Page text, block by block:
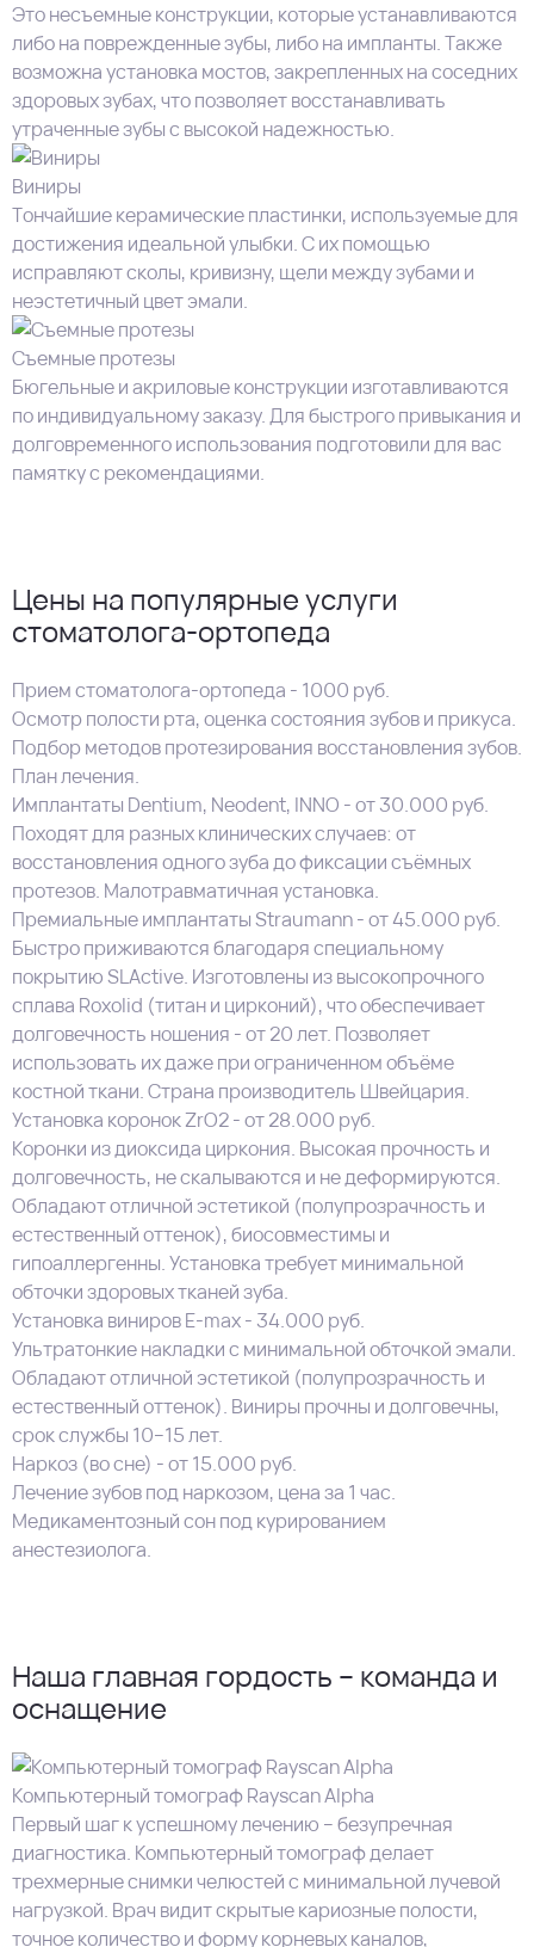
Это несъемные конструкции, которые устанавливаются
либо на поврежденные зубы, либо на импланты. Также
возможна установка мостов, закрепленных на соседних
здоровых зубах, что позволяет восстанавливать
утраченные зубы с высокой надежностью.
Виниры
Тончайшие керамические пластинки, используемые для
достижения идеальной улыбки. С их помощью
исправляют сколы, кривизну, щели между зубами и
неэстетичный цвет эмали.
Съемные протезы
Бюгельные и акриловые конструкции изготавливаются
по индивидуальному заказу. Для быстрого привыкания и
долговременного использования подготовили для вас
памятку с рекомендациями.
Цены на популярные услуги
стоматолога-ортопеда
Прием стоматолога-ортопеда - 1000 руб.
Осмотр полости рта, оценка состояния зубов и прикуса.
Подбор методов протезирования восстановления зубов.
План лечения.
Имплантаты Dentium, Neodent, INNO - от 30.000 руб.
Походят для разных клинических случаев: от
восстановления одного зуба до фиксации съёмных
протезов. Малотравматичная установка.
Премиальные имплантаты Straumann - от 45.000 руб.
Быстро приживаются благодаря специальному
покрытию SLActive. Изготовлены из высокопрочного
сплава Roxolid (титан и цирконий), что обеспечивает
долговечность ношения - от 20 лет. Позволяет
использовать их даже при ограниченном объёме
костной ткани. Страна производитель Швейцария.
Установка коронок ZrO2 - от 28.000 руб.
Коронки из диоксида циркония. Высокая прочность и
долговечность, не скалываются и не деформируются.
Обладают отличной эстетикой (полупрозрачность и
естественный оттенок), биосовместимы и
гипоаллергенны. Установка требует минимальной
обточки здоровых тканей зуба.
Установка виниров E-max - 34.000 руб.
Ультратонкие накладки с минимальной обточкой эмали.
Обладают отличной эстетикой (полупрозрачность и
естественный оттенок). Виниры прочны и долговечны,
срок службы 10–15 лет.
Наркоз (во сне) - от 15.000 руб.
Лечение зубов под наркозом, цена за 1 час.
Медикаментозный сон под курированием
анестезиолога.
Наша главная гордость – команда и
оснащение
Компьютерный томограф Rayscan Alpha
Первый шаг к успешному лечению – безупречная
диагностика. Компьютерный томограф делает
трехмерные снимки челюстей с минимальной лучевой
нагрузкой. Врач видит скрытые кариозные полости,
точное количество и форму корневых каналов,